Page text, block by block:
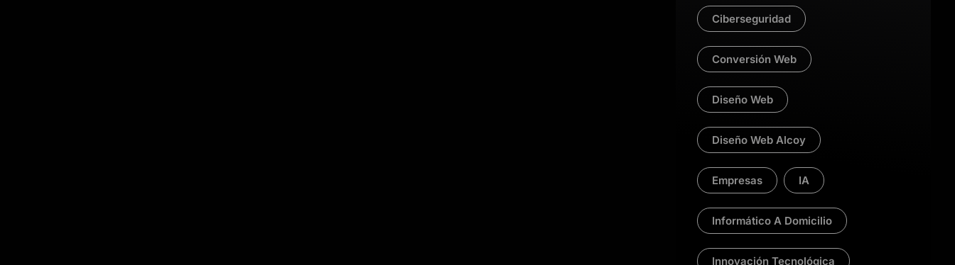
Ciberseguridad
Conversión Web
Diseño Web
Diseño Web Alcoy
Empresas IA
Informático A Domicilio
Innovación Tecnológica